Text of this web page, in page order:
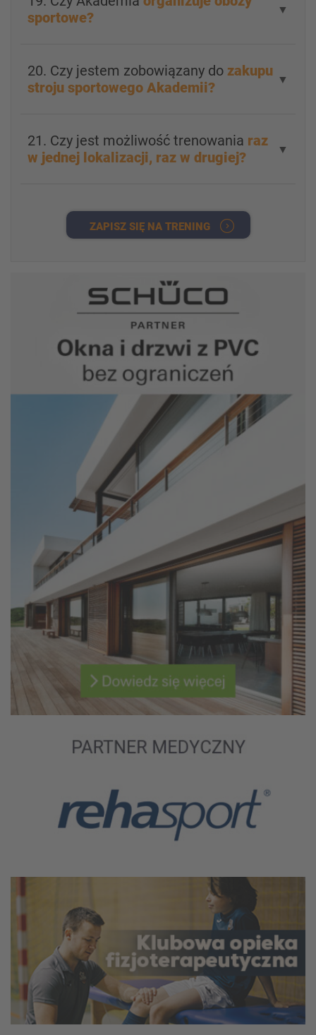
sportowe?
▼
20. Czy jestem zobowiązany do zakupu
stroju sportowego Akademii?
▼
21. Czy jest możliwość trenowania raz
w jednej lokalizacji, raz w drugiej?
▼
ZAPISZ SIĘ NA TRENING